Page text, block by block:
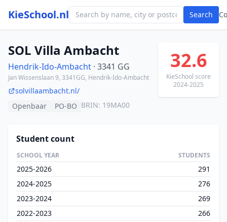
KieSchool.nl Search
SOL Villa Ambacht
Hendrik-Ido-Ambacht · 3341 GG
Jan Wissenslaan 9, 3341GG, Hendrik-Ido-Ambacht
solvillaambacht.nl/
Openbaar
PO-BO BRIN: 19MA00
32.6
KieSchool score
2024-2025
Student count
SCHOOL YEAR STUDENTS
2025-2026
291
2024-2025
276
2023-2024
269
2022-2023
266